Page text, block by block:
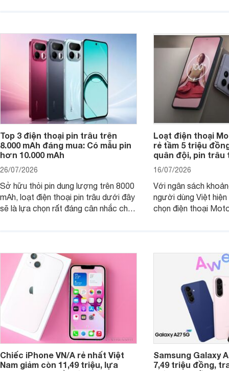
Top 3 điện thoại pin trâu trên
8.000 mAh đáng mua: Có mẫu pin
hơn 10.000 mAh
26/07/2026
Sở hữu thỏi pin dung lượng trên 8000
mAh, loạt điện thoại pin trâu dưới đây
sẽ là lựa chọn rất đáng cân nhắc cho
Loạt điện thoại
rẻ tầm 5 triệu
quân đội, pin trâu
16/07/2026
Với ngân sách
người dùng Việt
chọn điện thoại
Chiếc iPhone VN/A rẻ nhất Việt
Nam giảm còn 11,49 triệu, lựa
Samsung Galaxy
7,49 triệu đồng,